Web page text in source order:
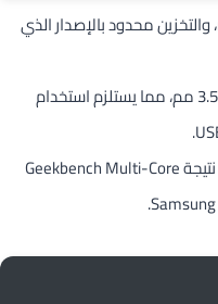
لا تدعم بطاقة ذاكرة خارجية microSD، والتخزين محدود بالإصدار الذي
لا يحتوي الهاتف على منفذ سماعات 3.5 مم، مما يستلزم استخدام
سجّل المعالج Snapdragon 7s Gen 4 نتيجة Geekbench Multi-Core